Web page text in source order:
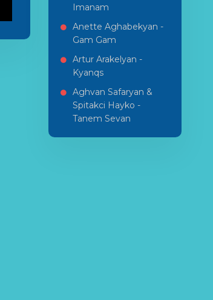
Imanam
Anette Aghabekyan -
Gam Gam
Artur Arakelyan -
Kyanqs
Aghvan Safaryan &
Spitakci Hayko -
Tanem Sevan